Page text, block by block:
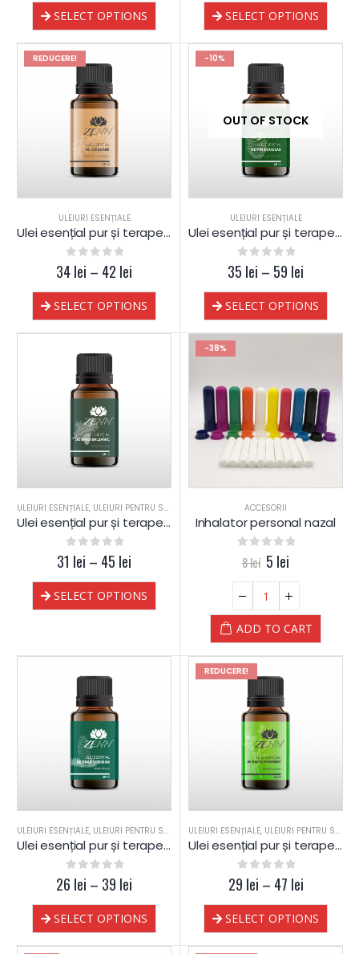
SELECT OPTIONS SELECT OPTIONS
REDUCERE!
ULEIURI ESENȚIALE
Ulei esențial pur și terapeutic de Cuișoare
0 out of 5
34lei – 42 lei
SELECT OPTIONS
-10%
OUT OF STOCK
ULEIURI ESENȚIALE
Ulei esențial pur și terapeutic de Pin Douglas
0 out of 5
35 lei – 59 lei
SELECT OPTIONS
ULEIURI ESENȚIALE, ULEIURI PENTRU SAUNA
Ulei esențial pur și terapeutic de Brad Balsamic
0 out of 5
31 lei – 45 lei
SELECT OPTIONS
-38%
ACCESORII
Inhalator personal nazal
out of 5
8lei 5 lei
ADD TO CART
ULEIURI ESENȚIALE, ULEIURI PENTRU SAUNA
Ulei esențial pur și terapeutic de Brad Siberian
0 out of 5
26 lei – 39 lei
SELECT OPTIONS
REDUCERE!
ULEIURI ESENȚIALE, ULEIURI PENTRU SAUNA
Ulei esențial pur și terapeutic de Mentă Spearmint
0 out of 5
29 lei – 47 lei
SELECT OPTIONS